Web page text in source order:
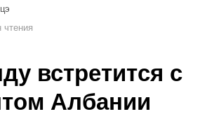
чтения
встретится с
Албании